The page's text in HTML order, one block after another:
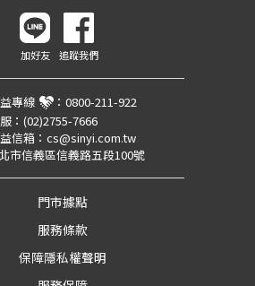
加好友 追蹤我們
專線 ： 0800-211-922
： (02)2755-7666
信箱： cs@sinyi.com.tw
市信義區信義路五段100號
門市據點
服務條款
保障隱私權聲明